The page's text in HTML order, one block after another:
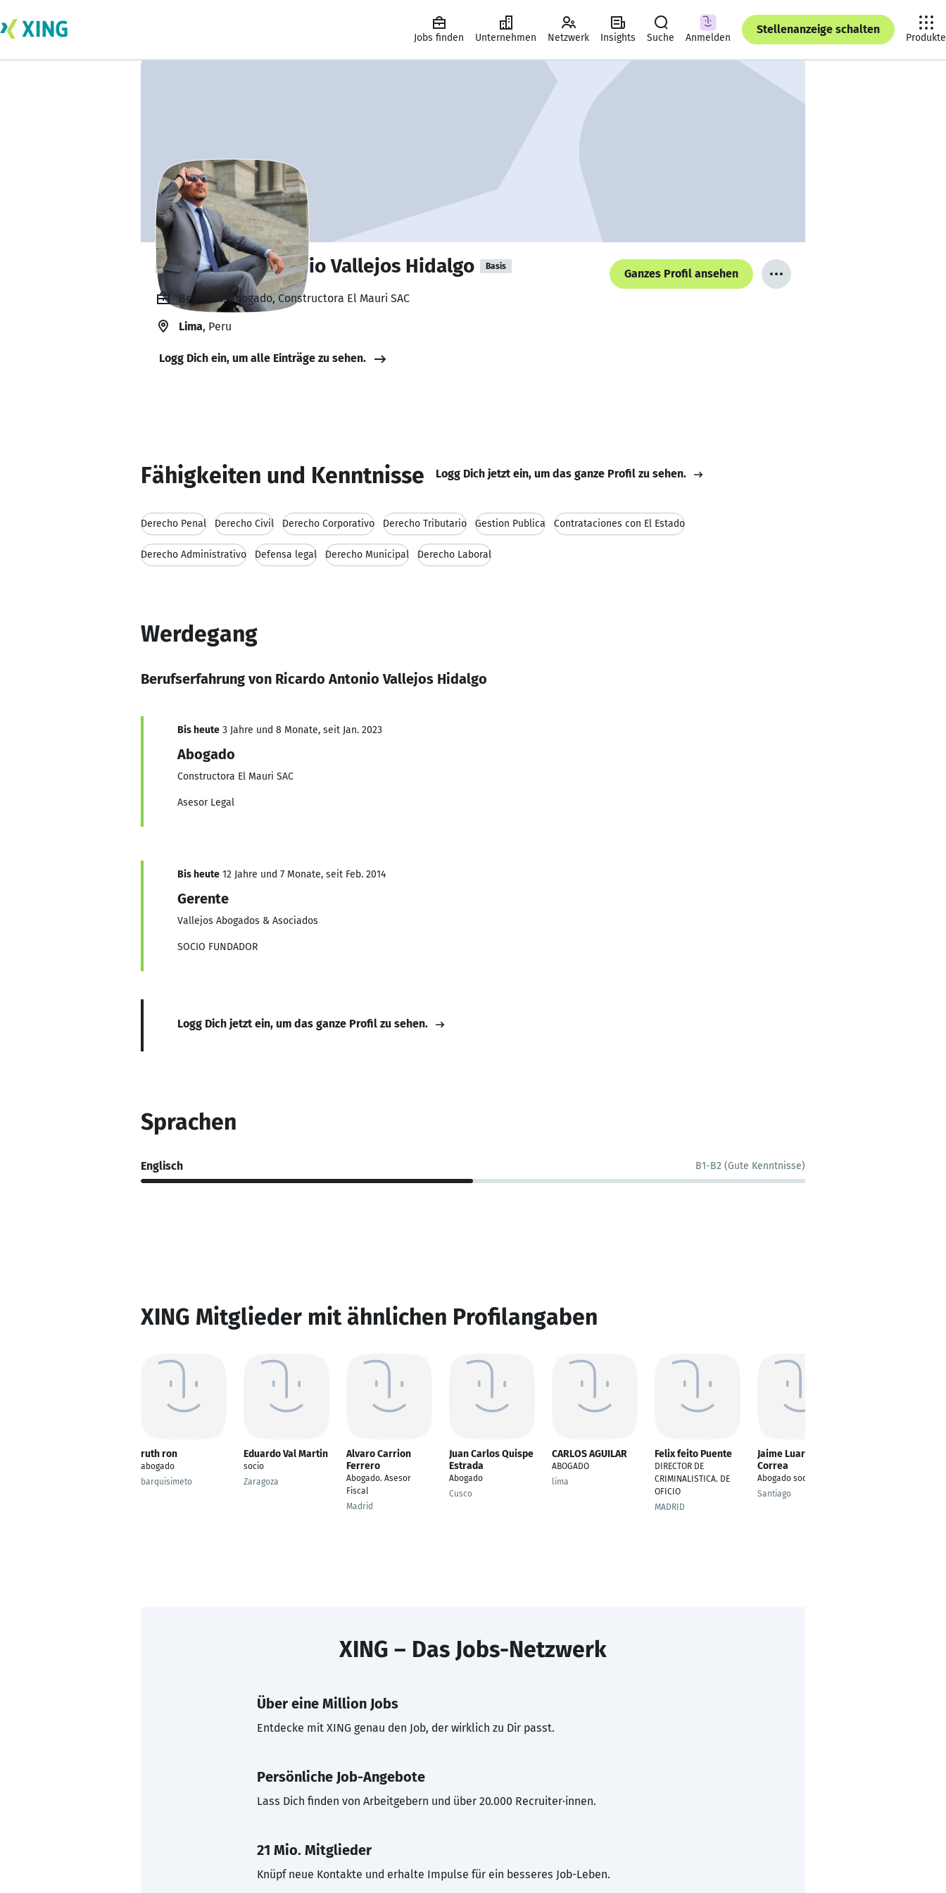
Jobs finden Unternehmen Netzwerk Insights Suche Anmelden
Stellenanzeige schalten
Produkte
Dr. Ricardo Antonio Vallejos Hidalgo Basis
Ganzes Profil ansehen
Beamtet, Abogado, Constructora El Mauri SAC
Lima, Peru
Logg Dich ein, um alle Einträge zu sehen.
Fähigkeiten und Kenntnisse Logg Dich jetzt ein, um das ganze Profil zu sehen.
Derecho Penal Derecho Civil Derecho Corporativo Derecho Tributario Gestion Publica Contrataciones con El Estado
Derecho Administrativo Defensa legal Derecho Municipal Derecho Laboral
Werdegang
Berufserfahrung von Ricardo Antonio Vallejos Hidalgo
Bis heute 3 Jahre und 8 Monate, seit Jan. 2023
Abogado
Constructora El Mauri SAC
Asesor Legal
Bis heute 12 Jahre und 7 Monate, seit Feb. 2014
Gerente
Vallejos Abogados & Asociados
SOCIO FUNDADOR
Logg Dich jetzt ein, um das ganze Profil zu sehen.
Sprachen
Englisch B1-B2 (Gute Kenntnisse)
XING Mitglieder mit ähnlichen Profilangaben
ruth ron
abogado
barquisimeto
Eduardo Val Martin
socio
Zaragoza
Alvaro Carrion
Ferrero
Abogado. Asesor
Fiscal
Madrid
Juan Carlos Quispe
Estrada
Abogado
Cusco
CARLOS AGUILAR
ABOGADO
lima
Felix feito Puente
DIRECTOR DE
CRIMINALISTICA. DE
OFICIO
MADRID
Jaime Luarte
Correa
Abogado socio
Santiago
XING – Das Jobs-Netzwerk
Über eine Million Jobs
Entdecke mit XING genau den Job, der wirklich zu Dir passt.
Persönliche Job-Angebote
Lass Dich finden von Arbeitgebern und über 20.000 Recruiter·innen.
21 Mio. Mitglieder
Knüpf neue Kontakte und erhalte Impulse für ein besseres Job-Leben.